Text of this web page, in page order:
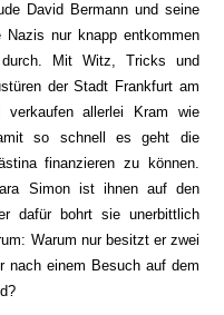
David Bermann und seine
Nazis nur knapp entkommen
Mit Witz, Tricks und
der Stadt Frankfurt am
allerlei Kram wie
so schnell es geht die
finanzieren zu können.
Simon ist ihnen auf den
dafür bohrt sie unerbittlich
Warum nur besitzt er zwei
nach einem Besuch auf dem